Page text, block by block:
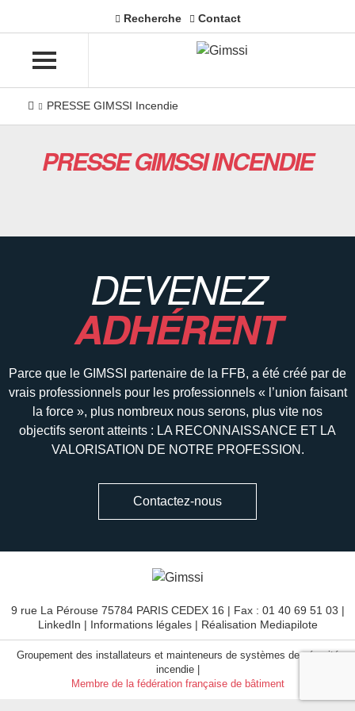
Recherche Contact
PRESSE GIMSSI Incendie
PRESSE GIMSSI INCENDIE
DEVENEZ
ADHÉRENT
Parce que le GIMSSI partenaire de la FFB, a été créé par de
vrais professionnels pour les professionnels « l’union faisant
la force », plus nombreux nous serons, plus vite nos
objectifs seront atteints : LA RECONNAISSANCE ET LA
VALORISATION DE NOTRE PROFESSION.
Contactez-nous
9 rue La Pérouse 75784 PARIS CEDEX 16 | Fax : 01 40 69 51 03 |
LinkedIn | Informations légales| Réalisation Mediapilote
Groupement des installateurs et mainteneurs de systèmes de sécurité
incendie |
Membre de la fédération française de bâtiment